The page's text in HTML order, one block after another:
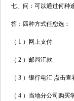
七、问：可以通过何种
答：四种方式任您选：
（ 1 ）网上支付
（ 2 ）邮局汇款
（ 3 ）银行电汇 点击查
（ 4 ）当地分公司购买